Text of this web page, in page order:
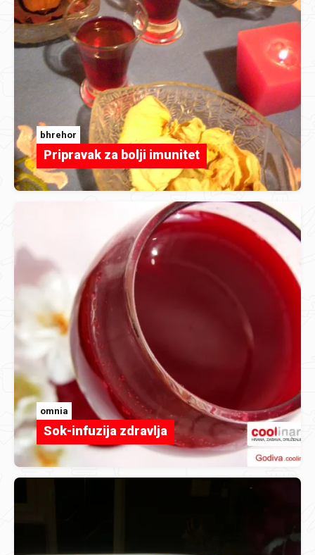
bhrehor
Pripravak za bolji imunitet
omnia
Sok-infuzija zdravlja